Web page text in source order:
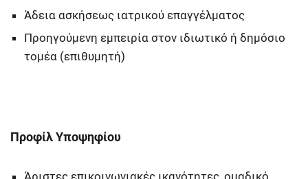
Άδεια ασκήσεως ιατρικού επαγγέλματος
Προηγούμενη εμπειρία στον ιδιωτικό ή δημόσιο
τομέα (επιθυμητή)
Προφίλ Υποψηφίου
Άριστες επικοινωνιακές ικανότητες, ομαδικό